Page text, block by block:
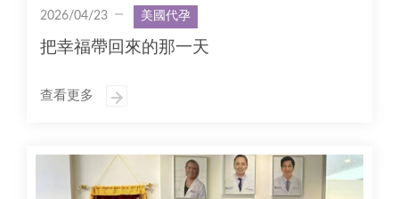
2026/04/23 美國代孕
把幸福帶回來的那一天
查看更多